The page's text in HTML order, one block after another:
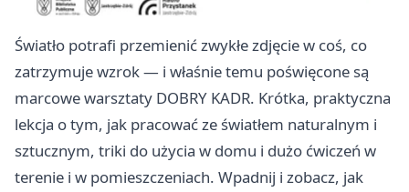
Światło potrafi przemienić zwykłe zdjęcie w coś, co
zatrzymuje wzrok — i właśnie temu poświęcone są
marcowe warsztaty DOBRY KADR. Krótka, praktyczna
lekcja o tym, jak pracować ze światłem naturalnym i
sztucznym, triki do użycia w domu i dużo ćwiczeń w
terenie i w pomieszczeniach. Wpadnij i zobacz, jak